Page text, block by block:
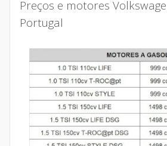
Preços e motores
Portugal